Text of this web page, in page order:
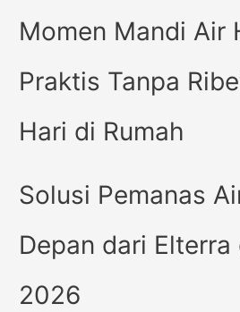
Momen Mandi Air
Praktis Tanpa
Hari di Rumah
Solusi Pemanas
Depan dari Elterra
2026